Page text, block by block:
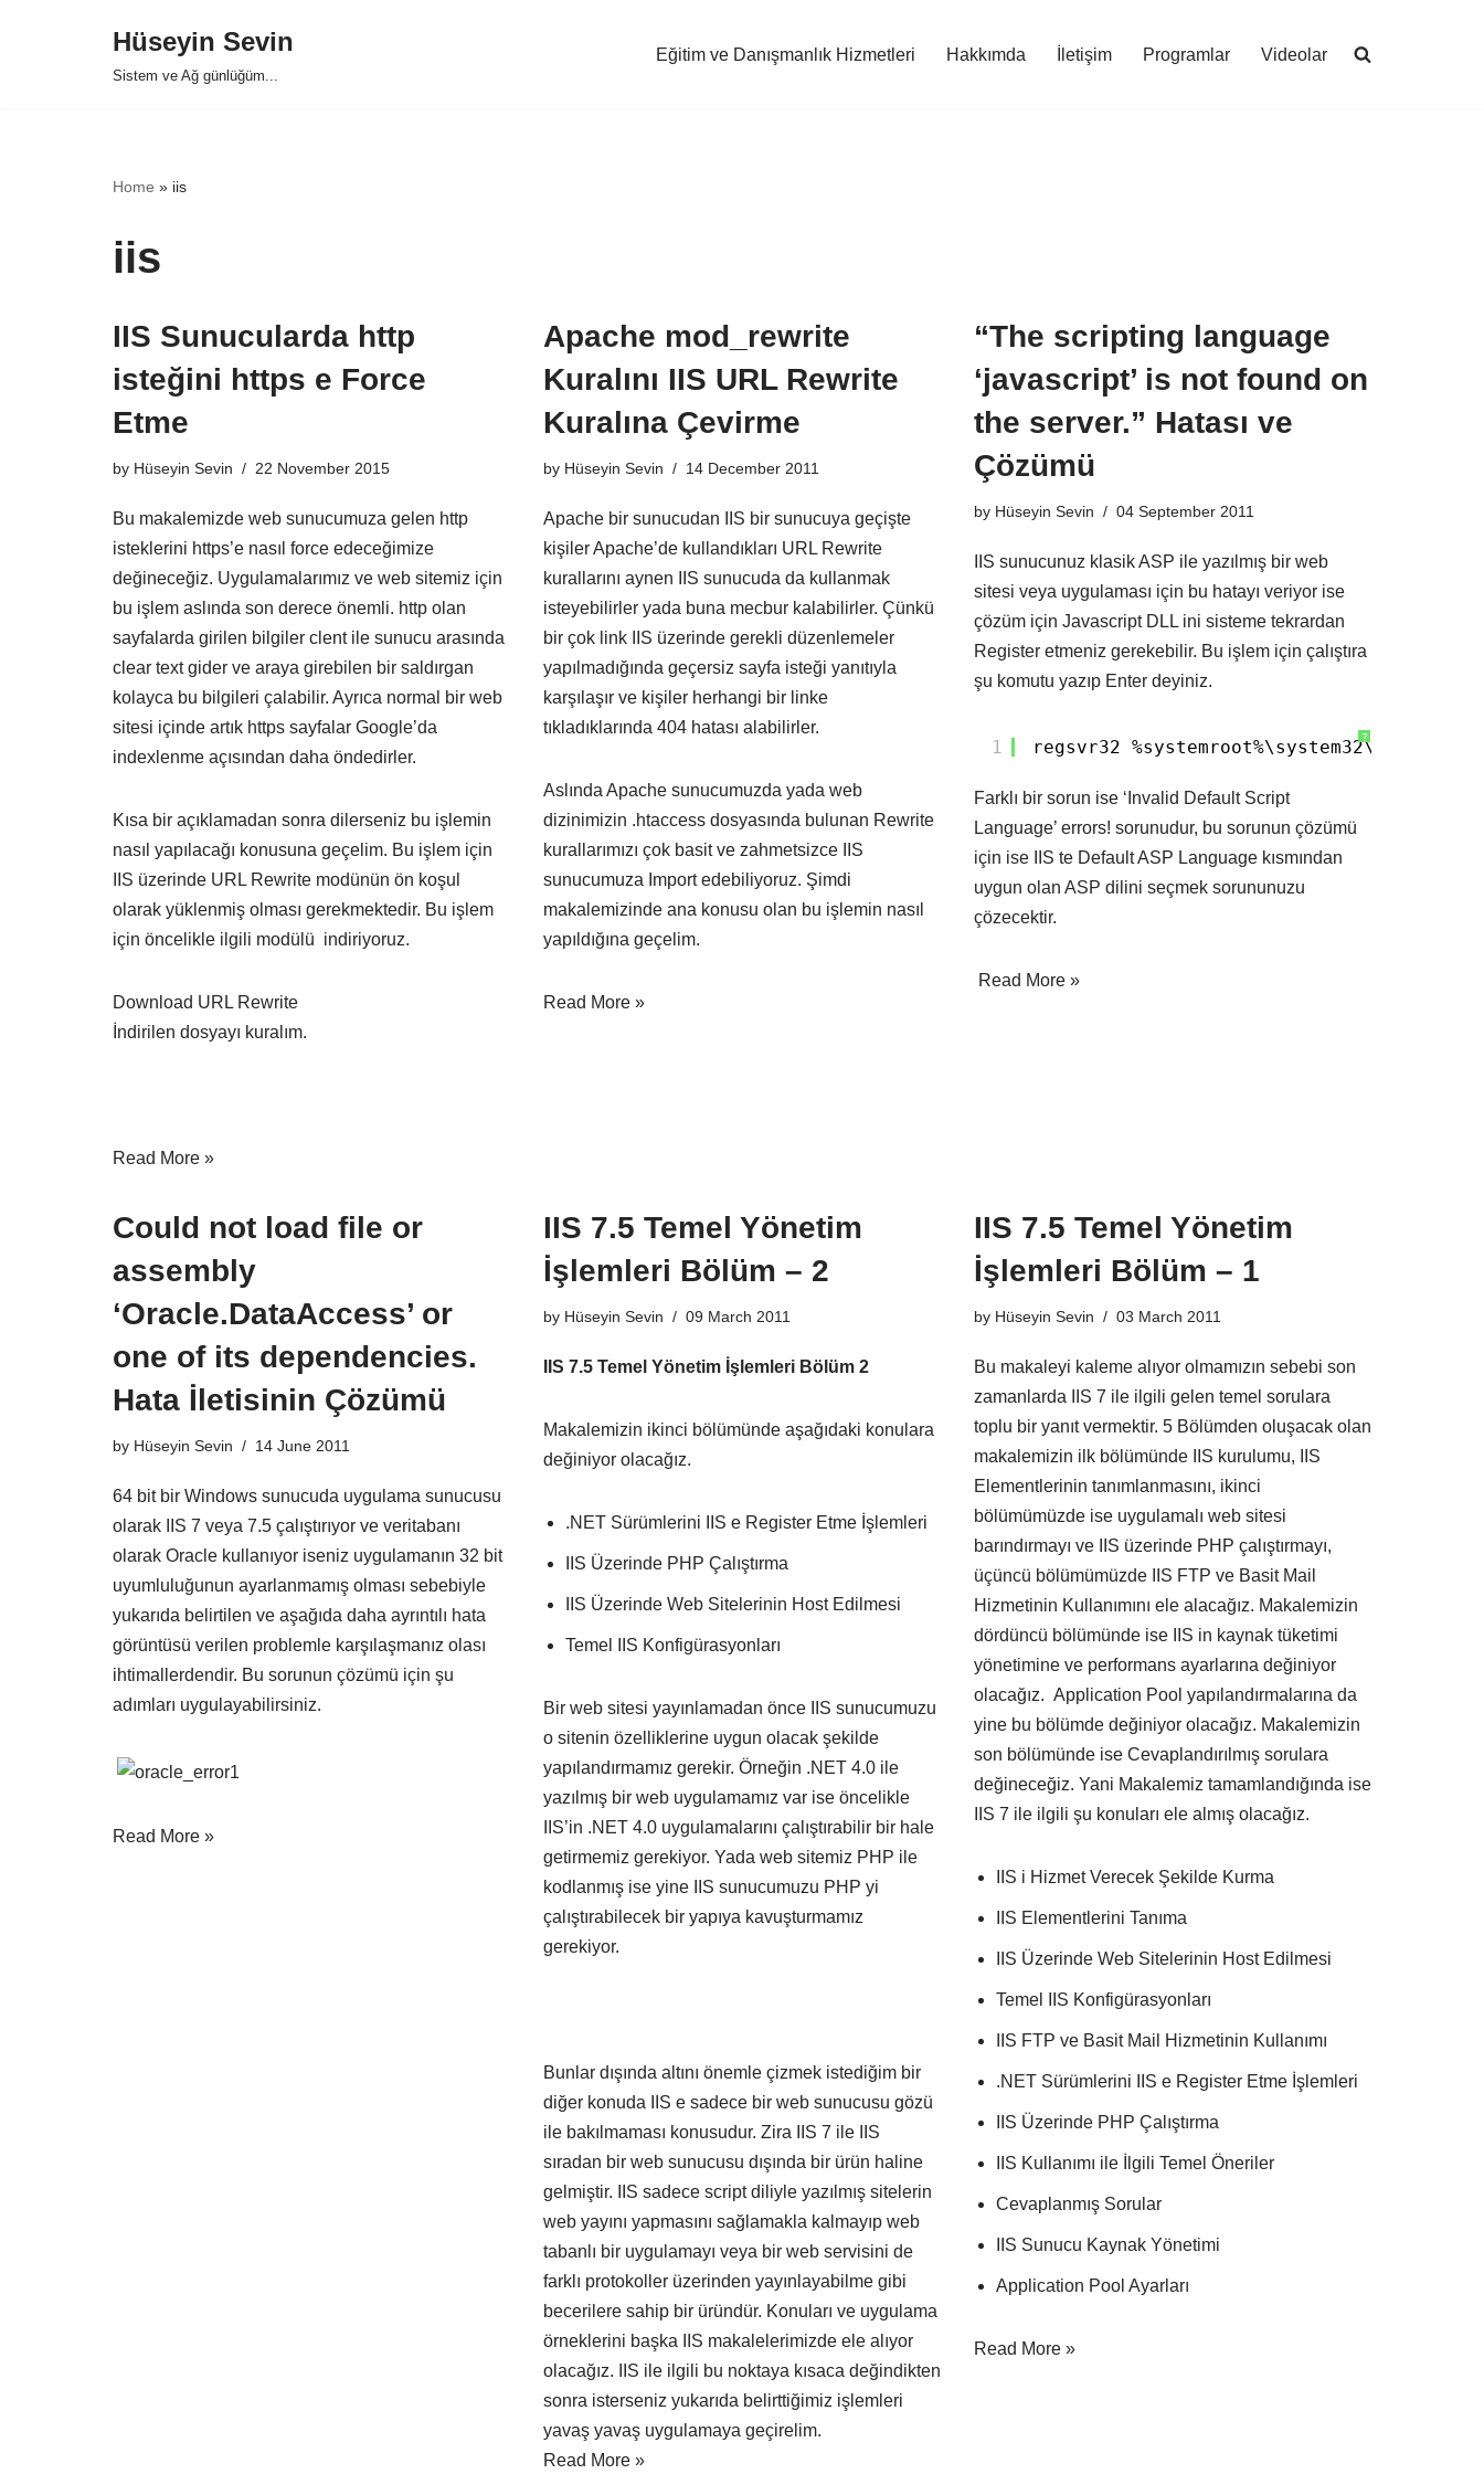
Hüseyin Sevin
Sistem ve Ağ günlüğüm...
Eğitim ve Danışmanlık Hizmetleri Hakkımda İletişim Programlar Videolar
Home » iis
iis
IIS Sunucularda http
isteğini https e Force
Etme
by Hüseyin Sevin 22 November 2015
Bu makalemizde web sunucumuza gelen http
isteklerini https’e nasıl force edeceğimize
değineceğiz. Uygulamalarımız ve web sitemiz için
bu işlem aslında son derece önemli. http olan
sayfalarda girilen bilgiler clent ile sunucu arasında
clear text gider ve araya girebilen bir saldırgan
kolayca bu bilgileri çalabilir. Ayrıca normal bir web
sitesi içinde artık https sayfalar Google’da
indexlenme açısından daha öndedirler.
Kısa bir açıklamadan sonra dilerseniz bu işlemin
nasıl yapılacağı konusuna geçelim. Bu işlem için
IIS üzerinde URL Rewrite modünün ön koşul
olarak yüklenmiş olması gerekmektedir. Bu işlem
için öncelikle ilgili modülü indiriyoruz.
Download URL Rewrite
İndirilen dosyayı kuralım.
Read More »
Apache mod_rewrite
Kuralını IIS URL Rewrite
Kuralına Çevirme
by Hüseyin Sevin 14 December 2011
Apache bir sunucudan IIS bir sunucuya geçişte
kişiler Apache’de kullandıkları URL Rewrite
kurallarını aynen IIS sunucuda da kullanmak
isteyebilirler yada buna mecbur kalabilirler. Çünkü
bir çok link IIS üzerinde gerekli düzenlemeler
yapılmadığında geçersiz sayfa isteği yanıtıyla
karşılaşır ve kişiler herhangi bir linke
tıkladıklarında 404 hatası alabilirler.
Aslında Apache sunucumuzda yada web
dizinimizin .htaccess dosyasında bulunan Rewrite
kurallarımızı çok basit ve zahmetsizce IIS
sunucumuza Import edebiliyoruz. Şimdi
makalemizinde ana konusu olan bu işlemin nasıl
yapıldığına geçelim.
Read More »
“The scripting language
‘javascript’ is not found on
the server.” Hatası ve
Çözümü
by Hüseyin Sevin 04 September 2011
IIS sunucunuz klasik ASP ile yazılmış bir web
sitesi veya uygulaması için bu hatayı veriyor ise
çözüm için Javascript DLL ini sisteme tekrardan
Register etmeniz gerekebilir. Bu işlem için çalıştıra
şu komutu yazıp Enter deyiniz.
?
1 regsvr32
Farklı bir sorun ise ‘Invalid Default Script
Language’ errors! sorunudur, bu sorunun çözümü
için ise IIS te Default ASP Language kısmından
uygun olan ASP dilini seçmek sorununuzu
çözecektir.
Read More »
Could not load file or
assembly
‘Oracle.DataAccess’ or
one of its dependencies.
Hata İletisinin Çözümü
by Hüseyin Sevin 14 June 2011
64 bit bir Windows sunucuda uygulama sunucusu
olarak IIS 7 veya 7.5 çalıştırıyor ve veritabanı
olarak Oracle kullanıyor iseniz uygulamanın 32 bit
uyumluluğunun ayarlanmamış olması sebebiyle
yukarıda belirtilen ve aşağıda daha ayrıntılı hata
görüntüsü verilen problemle karşılaşmanız olası
ihtimallerdendir. Bu sorunun çözümü için şu
adımları uygulayabilirsiniz.
Read More »
IIS 7.5 Temel Yönetim
İşlemleri Bölüm – 2
by Hüseyin Sevin 09 March 2011
IIS 7.5 Temel Yönetim İşlemleri Bölüm 2
Makalemizin ikinci bölümünde aşağıdaki konulara
değiniyor olacağız.
.NET Sürümlerini IIS e Register Etme İşlemleri
IIS Üzerinde PHP Çalıştırma
IIS Üzerinde Web Sitelerinin Host Edilmesi
Temel IIS Konfigürasyonları
Bir web sitesi yayınlamadan önce IIS sunucumuzu
o sitenin özelliklerine uygun olacak şekilde
yapılandırmamız gerekir. Örneğin .NET 4.0 ile
yazılmış bir web uygulamamız var ise öncelikle
IIS’in .NET 4.0 uygulamalarını çalıştırabilir bir hale
getirmemiz gerekiyor. Yada web sitemiz PHP ile
kodlanmış ise yine IIS sunucumuzu PHP yi
çalıştırabilecek bir yapıya kavuşturmamız
gerekiyor.
Bunlar dışında altını önemle çizmek istediğim bir
diğer konuda IIS e sadece bir web sunucusu gözü
ile bakılmaması konusudur. Zira IIS 7 ile IIS
sıradan bir web sunucusu dışında bir ürün haline
gelmiştir. IIS sadece script diliyle yazılmış sitelerin
web yayını yapmasını sağlamakla kalmayıp web
tabanlı bir uygulamayı veya bir web servisini de
farklı protokoller üzerinden yayınlayabilme gibi
becerilere sahip bir üründür. Konuları ve uygulama
örneklerini başka IIS makalelerimizde ele alıyor
olacağız. IIS ile ilgili bu noktaya kısaca değindikten
sonra isterseniz yukarıda belirttiğimiz işlemleri
yavaş yavaş uygulamaya geçirelim.
Read More »
IIS 7.5 Temel Yönetim
İşlemleri Bölüm – 1
by Hüseyin Sevin 03 March 2011
Bu makaleyi kaleme alıyor olmamızın sebebi son
zamanlarda IIS 7 ile ilgili gelen temel sorulara
toplu bir yanıt vermektir. 5 Bölümden oluşacak olan
makalemizin ilk bölümünde IIS kurulumu, IIS
Elementlerinin tanımlanmasını, ikinci
bölümümüzde ise uygulamalı web sitesi
barındırmayı ve IIS üzerinde PHP çalıştırmayı,
üçüncü bölümümüzde IIS FTP ve Basit Mail
Hizmetinin Kullanımını ele alacağız. Makalemizin
dördüncü bölümünde ise IIS in kaynak tüketimi
yönetimine ve performans ayarlarına değiniyor
olacağız. Application Pool yapılandırmalarına da
yine bu bölümde değiniyor olacağız. Makalemizin
son bölümünde ise Cevaplandırılmış sorulara
değineceğiz. Yani Makalemiz tamamlandığında ise
IIS 7 ile ilgili şu konuları ele almış olacağız.
IIS i Hizmet Verecek Şekilde Kurma
IIS Elementlerini Tanıma
IIS Üzerinde Web Sitelerinin Host Edilmesi
Temel IIS Konfigürasyonları
IIS FTP ve Basit Mail Hizmetinin Kullanımı
.NET Sürümlerini IIS e Register Etme İşlemleri
IIS Üzerinde PHP Çalıştırma
IIS Kullanımı ile İlgili Temel Öneriler
Cevaplanmış Sorular
IIS Sunucu Kaynak Yönetimi
Application Pool Ayarları
Read More »